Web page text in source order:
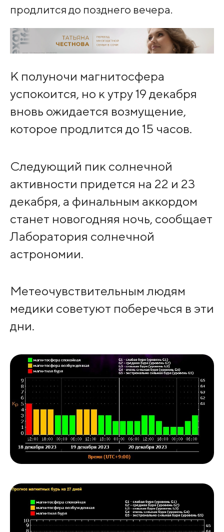
продлится до позднего вечера.
К полуночи магнитосфера
успокоится, но к утру 19 декабря
вновь ожидается возмущение,
которое продлится до 15 часов.
Следующий пик солнечной
активности придется на 22 и 23
декабря, а финальным аккордом
станет новогодняя ночь, сообщает
Лаборатория солнечной
астрономии.
Метеочувствительным людям
медики советуют поберечься в эти
дни.